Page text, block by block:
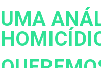
UMA